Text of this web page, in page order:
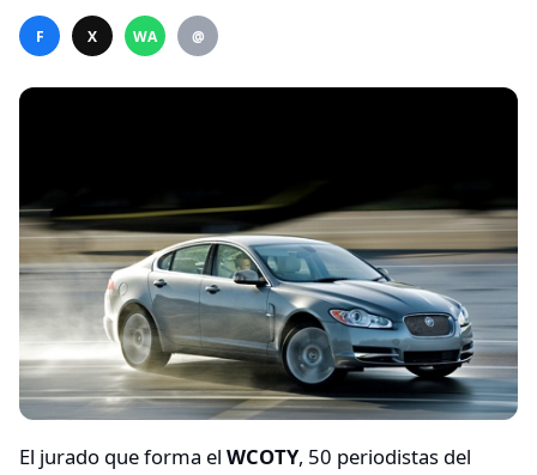
F X WA @
El jurado que forma el WCOTY, 50 periodistas del